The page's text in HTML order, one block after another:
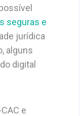
seguras e
jurídica
alguns
digital
e